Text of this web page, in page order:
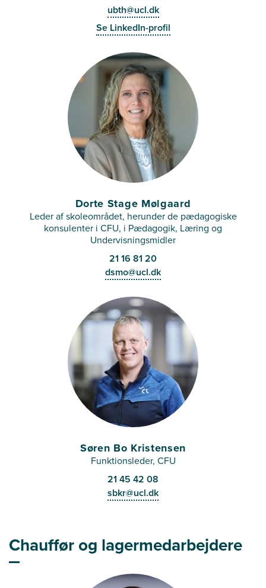
ubth@ucl.dk
Se LinkedIn-profil
Dorte Stage Mølgaard
Leder af skoleområdet, herunder de pædagogiske
konsulenter i CFU, i Pædagogik, Læring og
Undervisningsmidler
21 16 81 20
dsmo@ucl.dk
Søren Bo Kristensen
Funktionsleder, CFU
21 45 42 08
sbkr@ucl.dk
Chauffør og lagermedarbejdere